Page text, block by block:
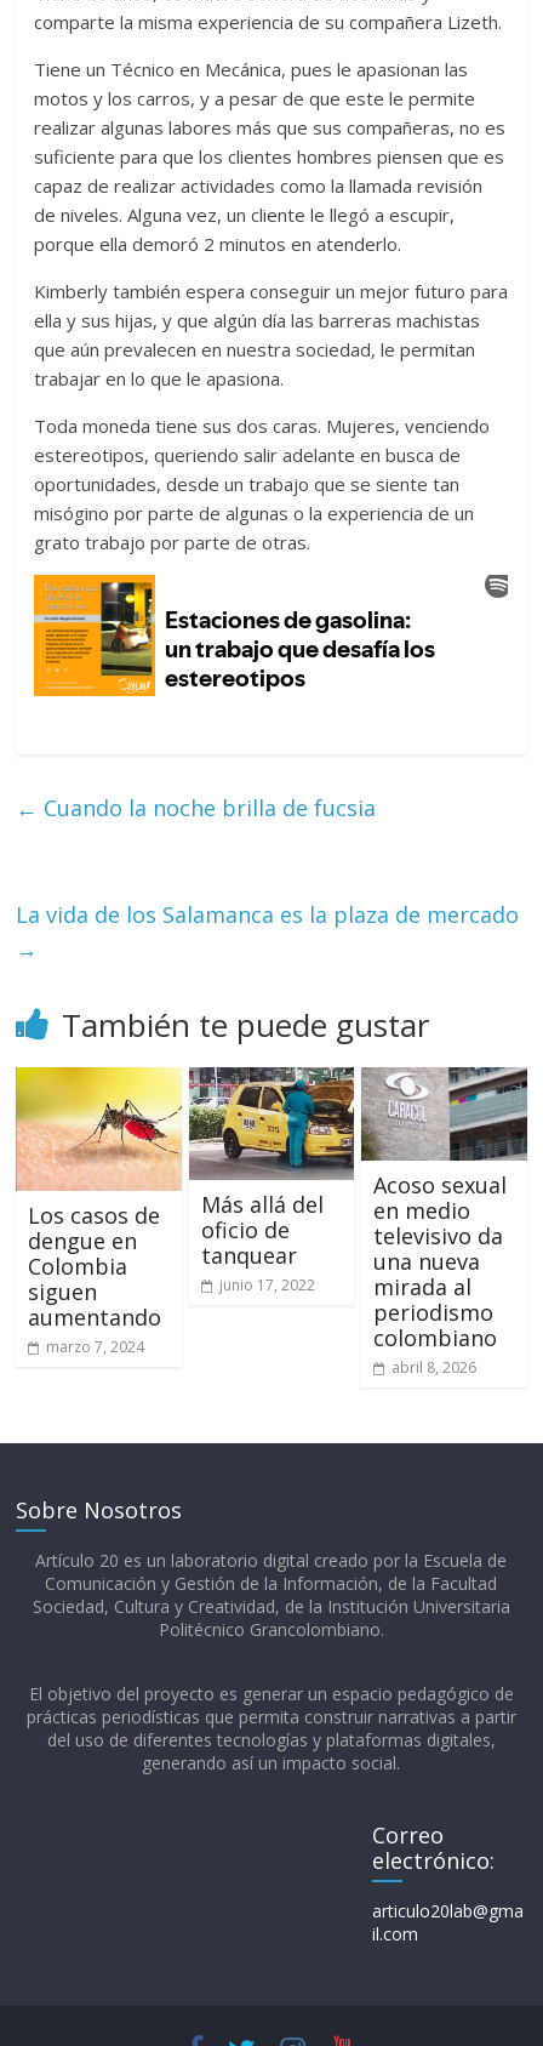
comparte la misma experiencia de su compañera Lizeth.
Tiene un Técnico en Mecánica, pues le apasionan las
motos y los carros, y a pesar de que este le permite
realizar algunas labores más que sus compañeras, no es
suficiente para que los clientes hombres piensen que es
capaz de realizar actividades como la llamada revisión
de niveles. Alguna vez, un cliente le llegó a escupir,
porque ella demoró 2 minutos en atenderlo.
Kimberly también espera conseguir un mejor futuro para
ella y sus hijas, y que algún día las barreras machistas
que aún prevalecen en nuestra sociedad, le permitan
trabajar en lo que le apasiona.
Toda moneda tiene sus dos caras. Mujeres, venciendo
estereotipos, queriendo salir adelante en busca de
oportunidades, desde un trabajo que se siente tan
misógino por parte de algunas o la experiencia de un
grato trabajo por parte de otras.
← Cuando la noche brilla de fucsia
La vida de los Salamanca es la plaza de mercado
→
También te puede gustar
Los casos de
dengue en
Colombia
siguen
aumentando
marzo 7, 2024
Más allá del
oficio de
tanquear
junio 17, 2022
Acoso sexual
en medio
televisivo da
una nueva
mirada al
periodismo
colombiano
abril 8, 2026
Sobre Nosotros
Artículo 20 es un laboratorio digital creado por la Escuela de
Comunicación y Gestión de la Información, de la Facultad
Sociedad, Cultura y Creatividad, de la Institución Universitaria
Politécnico Grancolombiano.​
El objetivo del proyecto es generar un espacio pedagógico de
prácticas periodísticas que permita construir narrativas a partir
del uso de diferentes tecnologías y plataformas digitales,
generando así un impacto social.
Correo
electrónico:
articulo20lab@gma
il.com